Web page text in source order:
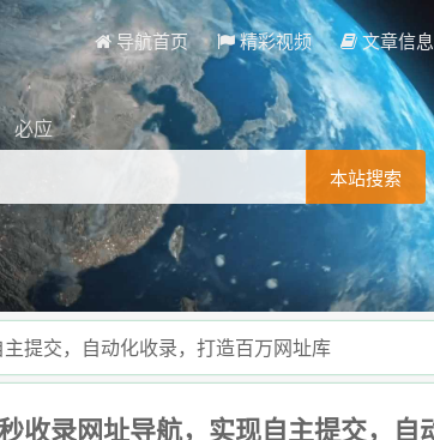
导航首页 精彩视频 文章信息
必应
本站搜索
提交，自动化收录，打造百万网址库